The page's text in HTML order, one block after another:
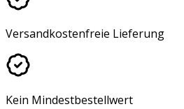
Versandkostenfreie Lieferung
Kein Mindestbestellwert